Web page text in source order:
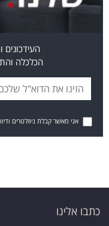
הכלכלה
אני מאשר קבלת ניוזלטרים
כתבו אלינו